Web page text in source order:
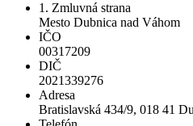
1. Zmluvná strana
Mesto Dubnica nad Váhom
IČO
00317209
DIČ
2021339276
Adresa
Bratislavská 434/9, 018 41